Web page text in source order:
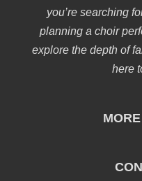
you’re searching
planning a choir
explore the depth of
here